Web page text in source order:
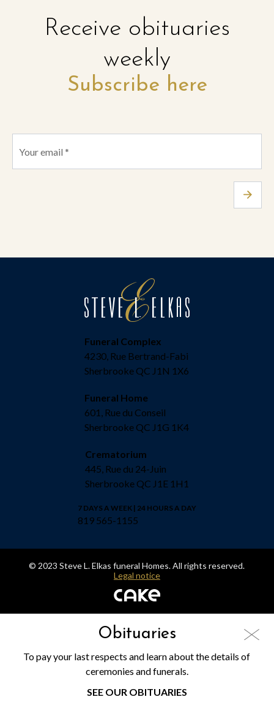
Receive obituaries
weekly
Subscribe here
Funeral Complex
4230, Rue Bertrand-Fabi
Sherbrooke QC J1N 1X6
Funeral Home
601, Rue du Conseil
Sherbrooke QC J1G 1K4
Crematorium
445, Rue du 24-Juin
Sherbrooke QC J1E 1H1
7 DAYS A WEEK | 24 HOURS A DAY
819 565-1155
© 2023 Steve L. Elkas funeral Homes. All rights reserved.
Legal notice
Obituaries
To pay your last respects and learn about the details of
ceremonies and funerals.
SEE OUR OBITUARIES